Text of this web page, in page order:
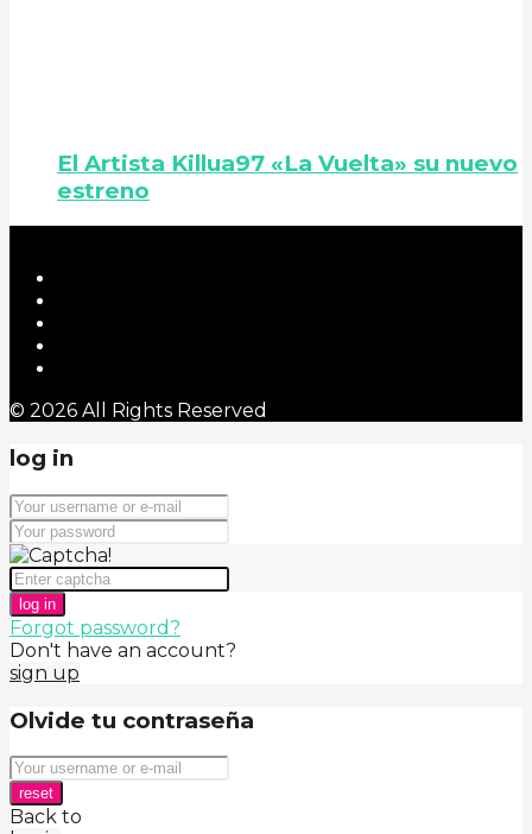
El Artista Killua97 «La Vuelta» su nuevo
estreno
© 2026 All Rights Reserved
log in
log in
Forgot password?
Don't have an account?
sign up
Olvide tu contraseña
reset
Back to